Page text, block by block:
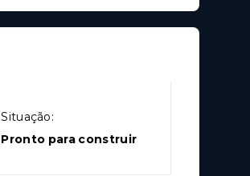
Situação:
Pronto para construir